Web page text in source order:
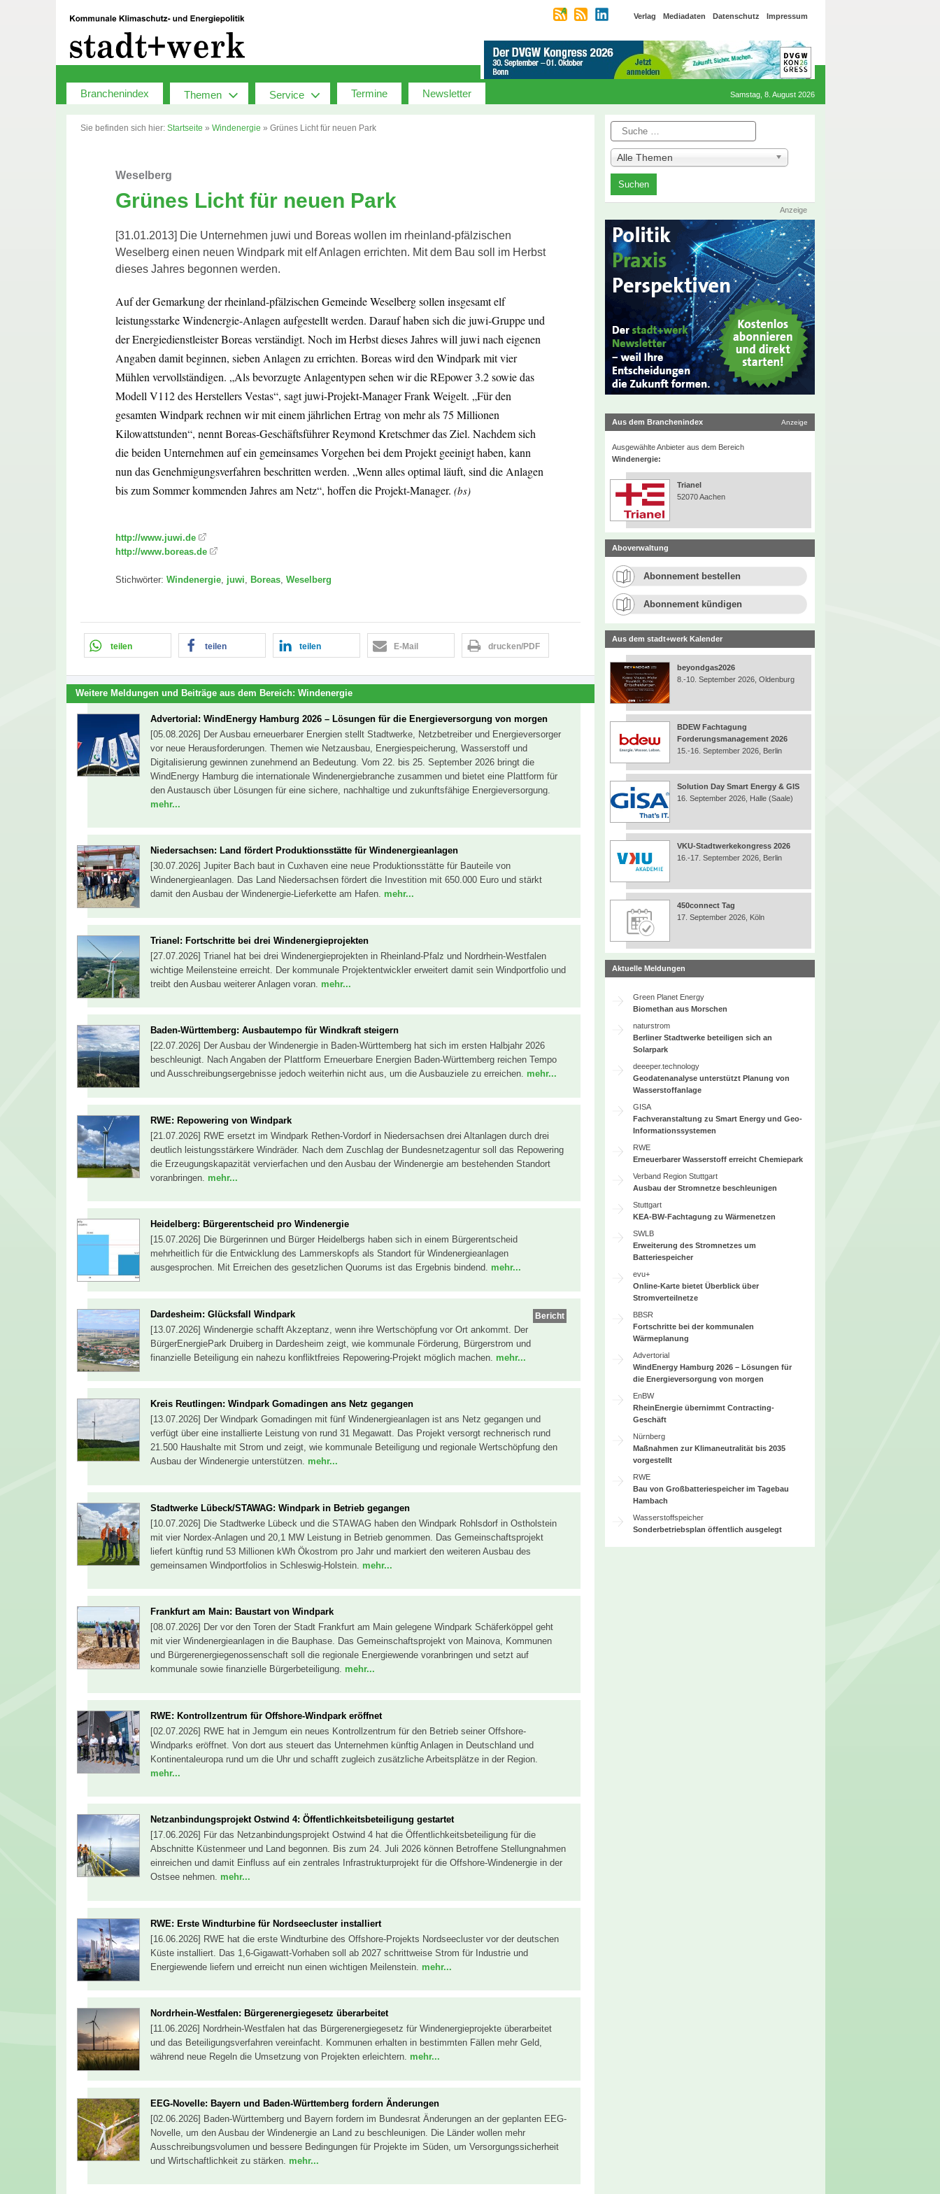
Verlag Mediadaten Datenschutz Impressum
Branchenindex Themen Service Termine Newsletter Samstag, 8. August 2026
Sie befinden sich hier: Startseite » Windenergie » Grünes Licht für neuen Park
Weselberg
Grünes Licht für neuen Park
[31.01.2013] Die Unternehmen juwi und Boreas wollen im rheinland-pfälzischen
Weselberg einen neuen Windpark mit elf Anlagen errichten. Mit dem Bau soll im Herbst
dieses Jahres begonnen werden.
Auf der Gemarkung der rheinland-pfälzischen Gemeinde Weselberg sollen insgesamt elf
leistungsstarke Windenergie-Anlagen aufgestellt werden. Darauf haben sich die juwi-Gruppe und
der Energiedienstleister Boreas verständigt. Noch im Herbst dieses Jahres will juwi nach eigenen
Angaben damit beginnen, sieben Anlagen zu errichten. Boreas wird den Windpark mit vier
Mühlen vervollständigen. „Als bevorzugte Anlagentypen sehen wir die REpower 3.2 sowie das
Modell V112 des Herstellers Vestas“, sagt juwi-Projekt-Manager Frank Weigelt. „Für den
gesamten Windpark rechnen wir mit einem jährlichen Ertrag von mehr als 75 Millionen
Kilowattstunden“, nennt Boreas-Geschäftsführer Reymond Kretschmer das Ziel. Nachdem sich
die beiden Unternehmen auf ein gemeinsames Vorgehen bei dem Projekt geeinigt haben, kann
nun das Genehmigungsverfahren beschritten werden. „Wenn alles optimal läuft, sind die Anlagen
bis zum Sommer kommenden Jahres am Netz“, hoffen die Projekt-Manager. (bs)
http://www.juwi.de
http://www.boreas.de
Stichwörter: Windenergie, juwi, Boreas, Weselberg
teilen teilen teilen E-Mail drucken/PDF
Weitere Meldungen und Beiträge aus dem Bereich: Windenergie
Advertorial: WindEnergy Hamburg 2026 – Lösungen für die Energieversorgung von morgen
[05.08.2026] Der Ausbau erneuerbarer Energien stellt Stadtwerke, Netzbetreiber und Energieversorger
vor neue Herausforderungen. Themen wie Netzausbau, Energiespeicherung, Wasserstoff und
Digitalisierung gewinnen zunehmend an Bedeutung. Vom 22. bis 25. September 2026 bringt die
WindEnergy Hamburg die internationale Windenergiebranche zusammen und bietet eine Plattform für
den Austausch über Lösungen für eine sichere, nachhaltige und zukunftsfähige Energieversorgung.
mehr...
Niedersachsen: Land fördert Produktionsstätte für Windenergieanlagen
[30.07.2026] Jupiter Bach baut in Cuxhaven eine neue Produktionsstätte für Bauteile von
Windenergieanlagen. Das Land Niedersachsen fördert die Investition mit 650.000 Euro und stärkt
damit den Ausbau der Windenergie-Lieferkette am Hafen. mehr...
Trianel: Fortschritte bei drei Windenergieprojekten
[27.07.2026] Trianel hat bei drei Windenergieprojekten in Rheinland-Pfalz und Nordrhein-Westfalen
wichtige Meilensteine erreicht. Der kommunale Projektentwickler erweitert damit sein Windportfolio und
treibt den Ausbau weiterer Anlagen voran. mehr...
Baden-Württemberg: Ausbautempo für Windkraft steigern
[22.07.2026] Der Ausbau der Windenergie in Baden-Württemberg hat sich im ersten Halbjahr 2026
beschleunigt. Nach Angaben der Plattform Erneuerbare Energien Baden-Württemberg reichen Tempo
und Ausschreibungsergebnisse jedoch weiterhin nicht aus, um die Ausbauziele zu erreichen. mehr...
RWE: Repowering von Windpark
[21.07.2026] RWE ersetzt im Windpark Rethen-Vordorf in Niedersachsen drei Altanlagen durch drei
deutlich leistungsstärkere Windräder. Nach dem Zuschlag der Bundesnetzagentur soll das Repowering
die Erzeugungskapazität vervierfachen und den Ausbau der Windenergie am bestehenden Standort
voranbringen. mehr...
Heidelberg: Bürgerentscheid pro Windenergie
[15.07.2026] Die Bürgerinnen und Bürger Heidelbergs haben sich in einem Bürgerentscheid
mehrheitlich für die Entwicklung des Lammerskopfs als Standort für Windenergieanlagen
ausgesprochen. Mit Erreichen des gesetzlichen Quorums ist das Ergebnis bindend. mehr...
Bericht
Dardesheim: Glücksfall Windpark
[13.07.2026] Windenergie schafft Akzeptanz, wenn ihre Wertschöpfung vor Ort ankommt. Der
BürgerEnergiePark Druiberg in Dardesheim zeigt, wie kommunale Förderung, Bürgerstrom und
finanzielle Beteiligung ein nahezu konfliktfreies Repowering-Projekt möglich machen. mehr...
Kreis Reutlingen: Windpark Gomadingen ans Netz gegangen
[13.07.2026] Der Windpark Gomadingen mit fünf Windenergieanlagen ist ans Netz gegangen und
verfügt über eine installierte Leistung von rund 31 Megawatt. Das Projekt versorgt rechnerisch rund
21.500 Haushalte mit Strom und zeigt, wie kommunale Beteiligung und regionale Wertschöpfung den
Ausbau der Windenergie unterstützen. mehr...
Stadtwerke Lübeck/STAWAG: Windpark in Betrieb gegangen
[10.07.2026] Die Stadtwerke Lübeck und die STAWAG haben den Windpark Rohlsdorf in Ostholstein
mit vier Nordex-Anlagen und 20,1 MW Leistung in Betrieb genommen. Das Gemeinschaftsprojekt
liefert künftig rund 53 Millionen kWh Ökostrom pro Jahr und markiert den weiteren Ausbau des
gemeinsamen Windportfolios in Schleswig-Holstein. mehr...
Frankfurt am Main: Baustart von Windpark
[08.07.2026] Der vor den Toren der Stadt Frankfurt am Main gelegene Windpark Schäferköppel geht
mit vier Windenergieanlagen in die Bauphase. Das Gemeinschaftsprojekt von Mainova, Kommunen
und Bürgerenergiegenossenschaft soll die regionale Energiewende voranbringen und setzt auf
kommunale sowie finanzielle Bürgerbeteiligung. mehr...
RWE: Kontrollzentrum für Offshore-Windpark eröffnet
[02.07.2026] RWE hat in Jemgum ein neues Kontrollzentrum für den Betrieb seiner Offshore-
Windparks eröffnet. Von dort aus steuert das Unternehmen künftig Anlagen in Deutschland und
Kontinentaleuropa rund um die Uhr und schafft zugleich zusätzliche Arbeitsplätze in der Region.
mehr...
Netzanbindungsprojekt Ostwind 4: Öffentlichkeitsbeteiligung gestartet
[17.06.2026] Für das Netzanbindungsprojekt Ostwind 4 hat die Öffentlichkeitsbeteiligung für die
Abschnitte Küstenmeer und Land begonnen. Bis zum 24. Juli 2026 können Betroffene Stellungnahmen
einreichen und damit Einfluss auf ein zentrales Infrastrukturprojekt für die Offshore-Windenergie in der
Ostsee nehmen. mehr...
RWE: Erste Windturbine für Nordseecluster installiert
[16.06.2026] RWE hat die erste Windturbine des Offshore-Projekts Nordseecluster vor der deutschen
Küste installiert. Das 1,6-Gigawatt-Vorhaben soll ab 2027 schrittweise Strom für Industrie und
Energiewende liefern und erreicht nun einen wichtigen Meilenstein. mehr...
Nordrhein-Westfalen: Bürgerenergiegesetz überarbeitet
[11.06.2026] Nordrhein-Westfalen hat das Bürgerenergiegesetz für Windenergieprojekte überarbeitet
und das Beteiligungsverfahren vereinfacht. Kommunen erhalten in bestimmten Fällen mehr Geld,
während neue Regeln die Umsetzung von Projekten erleichtern. mehr...
EEG-Novelle: Bayern und Baden-Württemberg fordern Änderungen
[02.06.2026] Baden-Württemberg und Bayern fordern im Bundesrat Änderungen an der geplanten EEG-
Novelle, um den Ausbau der Windenergie an Land zu beschleunigen. Die Länder wollen mehr
Ausschreibungsvolumen und bessere Bedingungen für Projekte im Süden, um Versorgungssicherheit
und Wirtschaftlichkeit zu stärken. mehr...
Suche
Alle Themen
Anzeige
Aus dem Branchenindex Anzeige
Ausgewählte Anbieter aus dem Bereich
Windenergie:
Trianel
52070 Aachen
Aboverwaltung
Abonnement bestellen
Abonnement kündigen
Aus dem stadt+werk Kalender
beyondgas2026
8.-10. September 2026, Oldenburg
BDEW Fachtagung
Forderungsmanagement 2026
15.-16. September 2026, Berlin
Solution Day Smart Energy & GIS
16. September 2026, Halle (Saale)
VKU-Stadtwerkekongress 2026
16.-17. September 2026, Berlin
450connect Tag
17. September 2026, Köln
Aktuelle Meldungen
Green Planet Energy
Biomethan aus Morschen
naturstrom
Berliner Stadtwerke beteiligen sich an
Solarpark
deeeper.technology
Geodatenanalyse unterstützt Planung von
Wasserstoffanlage
GISA
Fachveranstaltung zu Smart Energy und Geo-
Informationssystemen
RWE
Erneuerbarer Wasserstoff erreicht Chemiepark
Verband Region Stuttgart
Ausbau der Stromnetze beschleunigen
Stuttgart
KEA-BW-Fachtagung zu Wärmenetzen
SWLB
Erweiterung des Stromnetzes um
Batteriespeicher
evu+
Online-Karte bietet Überblick über
Stromverteilnetze
BBSR
Fortschritte bei der kommunalen
Wärmeplanung
Advertorial
WindEnergy Hamburg 2026 – Lösungen für
die Energieversorgung von morgen
EnBW
RheinEnergie übernimmt Contracting-
Geschäft
Nürnberg
Maßnahmen zur Klimaneutralität bis 2035
vorgestellt
RWE
Bau von Großbatteriespeicher im Tagebau
Hambach
Wasserstoffspeicher
Sonderbetriebsplan öffentlich ausgelegt